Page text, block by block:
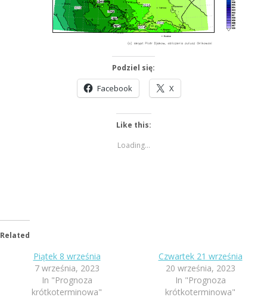
Podziel się:
Facebook X
Like this:
Loading...
Related
Piątek 8 września
7 września, 2023
In "Prognoza
krótkoterminowa"
Czwartek 21 września
20 września, 2023
In "Prognoza
krótkoterminowa"